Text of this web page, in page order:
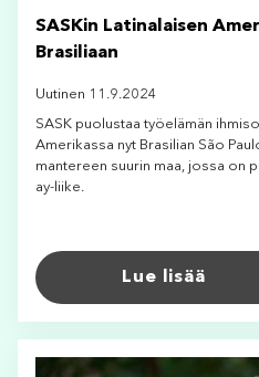
SASKin Latinalaisen
Brasiliaan
Uutinen 11.9.2024
SASK puolustaa työelämän
Amerikassa nyt Brasilian São
mantereen suurin maa, jossa on
ay-liike.
Lue lisää